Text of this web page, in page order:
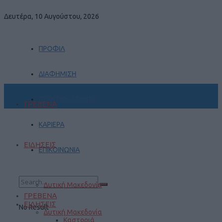
Δευτέρα, 10 Αυγούστου, 2026
ΠΡΟΦΙΛ
ΔΙΑΦΗΜΙΣΗ
ΚΑΡΙΕΡΑ
ΕΠΙΚΟΙΝΩΝΙΑ
No Result
ΓΡΕΒΕΝΑ
ΕΙΔΗΣΕΙΣ
Δυτική Μακεδονία
ΓΡΕΒΕΝΑ
ΕΙΔΗΣΕΙΣ
Δυτική Μακεδονία
Καστοριά